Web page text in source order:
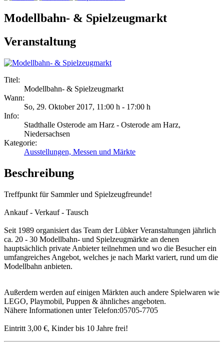
Modellbahn- & Spielzeugmarkt
Veranstaltung
Titel:
Modellbahn- & Spielzeugmarkt
Wann:
So, 29. Oktober 2017, 11:00 h - 17:00 h
Info:
Stadthalle Osterode am Harz - Osterode am Harz,
Niedersachsen
Kategorie:
Ausstellungen, Messen und Märkte
Beschreibung
Treffpunkt für Sammler und Spielzeugfreunde!
Ankauf - Verkauf - Tausch
Seit 1989 organisiert das Team der Lübker Veranstaltungen jährlich
ca. 20 - 30 Modellbahn- und Spielzeugmärkte an denen
hauptsächlich private Anbieter teilnehmen und wo die Besucher ein
umfangreiches Angebot, welches je nach Markt variert, rund um die
Modellbahn anbieten.
Außerdem werden auf einigen Märkten auch andere Spielwaren wie
LEGO, Playmobil, Puppen & ähnliches angeboten.
Nähere Informationen unter Telefon:05705-7705
Eintritt 3,00 €, Kinder bis 10 Jahre frei!